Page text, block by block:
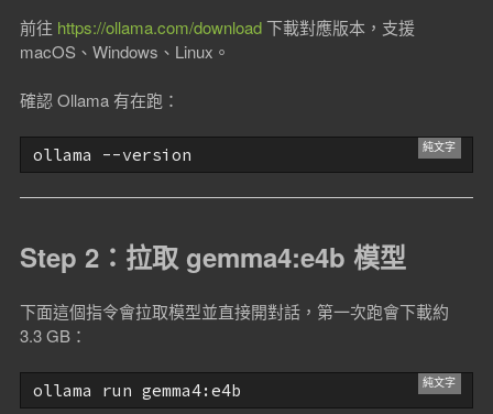
前往 https://ollama.com/download下載對應版本，支援
macOS、Windows、Linux。
確認 Ollama 有在跑：
Step 2：拉取 gemma4:e4b 模型
下面這個指令會拉取模型並直接開對話，第一次跑會下載約
3.3 GB：